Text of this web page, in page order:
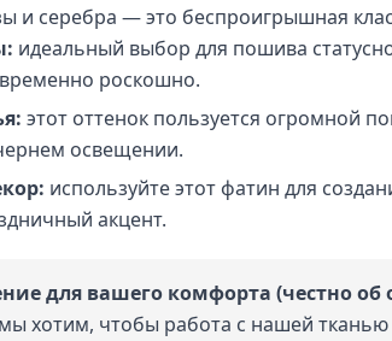
и серебра — это беспроигрышная
идеальный выбор для пошива
роскошно.
этот оттенок пользуется огромной
освещении.
используйте этот фатин для
акцент.
для вашего комфорта (честно об
хотим, чтобы работа с нашей